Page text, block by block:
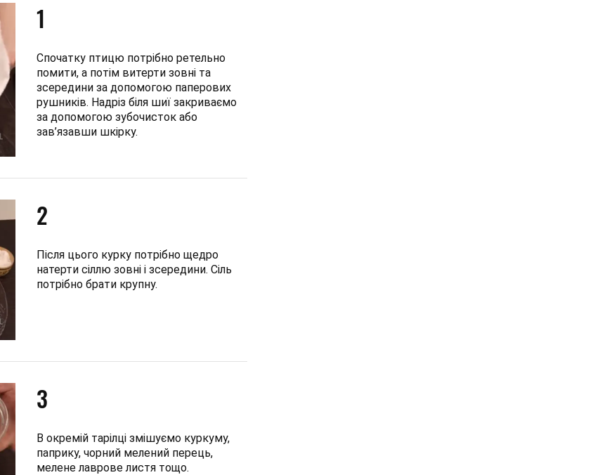
1
Спочатку птицю потрібно ретельно
помити, а потім витерти зовні та
зсередини за допомогою паперових
рушників. Надріз біля шиї закриваємо
за допомогою зубочисток або
зав’язавши шкірку.
2
Після цього курку потрібно щедро
натерти сіллю зовні і зсередини. Сіль
потрібно брати крупну.
3
В окремій тарілці змішуємо куркуму,
паприку, чорний мелений перець,
мелене лаврове листя тощо.